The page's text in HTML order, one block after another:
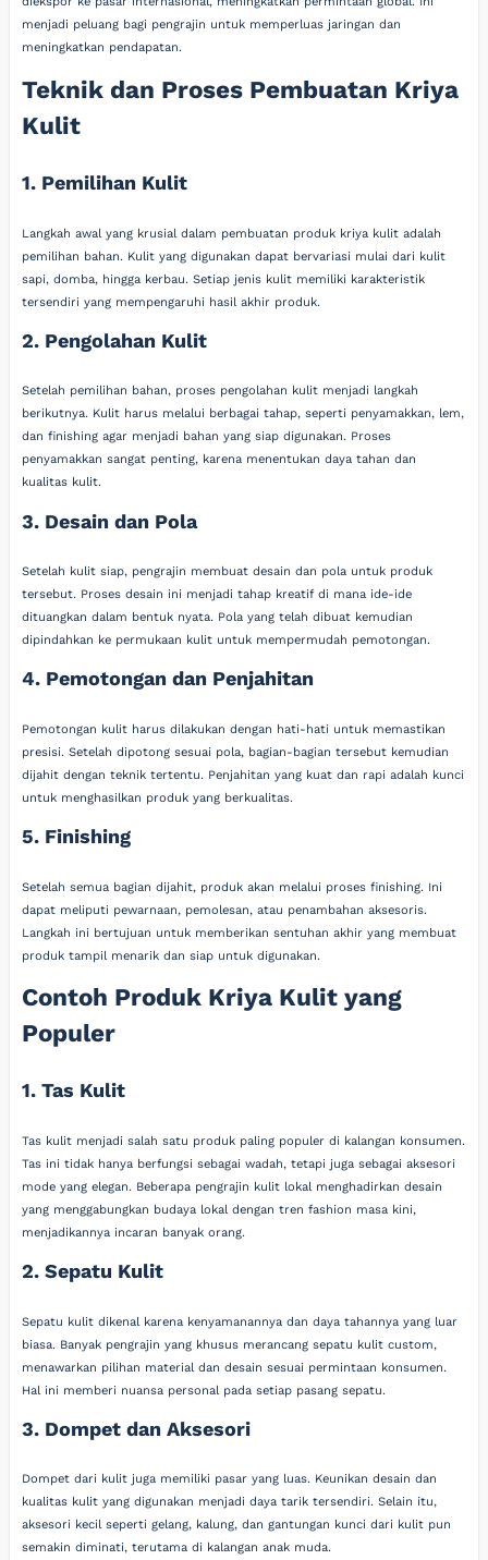
menjadi peluang bagi pengrajin untuk memperluas jaringan dan
meningkatkan pendapatan.
Teknik dan Proses Pembuatan Kriya
Kulit
1. Pemilihan Kulit
Langkah awal yang krusial dalam pembuatan produk kriya kulit adalah
pemilihan bahan. Kulit yang digunakan dapat bervariasi mulai dari kulit
sapi, domba, hingga kerbau. Setiap jenis kulit memiliki karakteristik
tersendiri yang mempengaruhi hasil akhir produk.
2. Pengolahan Kulit
Setelah pemilihan bahan, proses pengolahan kulit menjadi langkah
berikutnya. Kulit harus melalui berbagai tahap, seperti penyamakkan, lem,
dan finishing agar menjadi bahan yang siap digunakan. Proses
penyamakkan sangat penting, karena menentukan daya tahan dan
kualitas kulit.
3. Desain dan Pola
Setelah kulit siap, pengrajin membuat desain dan pola untuk produk
tersebut. Proses desain ini menjadi tahap kreatif di mana ide-ide
dituangkan dalam bentuk nyata. Pola yang telah dibuat kemudian
dipindahkan ke permukaan kulit untuk mempermudah pemotongan.
4. Pemotongan dan Penjahitan
Pemotongan kulit harus dilakukan dengan hati-hati untuk memastikan
presisi. Setelah dipotong sesuai pola, bagian-bagian tersebut kemudian
dijahit dengan teknik tertentu. Penjahitan yang kuat dan rapi adalah kunci
untuk menghasilkan produk yang berkualitas.
5. Finishing
Setelah semua bagian dijahit, produk akan melalui proses finishing. Ini
dapat meliputi pewarnaan, pemolesan, atau penambahan aksesoris.
Langkah ini bertujuan untuk memberikan sentuhan akhir yang membuat
produk tampil menarik dan siap untuk digunakan.
Contoh Produk Kriya Kulit yang
Populer
1. Tas Kulit
Tas kulit menjadi salah satu produk paling populer di kalangan konsumen.
Tas ini tidak hanya berfungsi sebagai wadah, tetapi juga sebagai aksesori
mode yang elegan. Beberapa pengrajin kulit lokal menghadirkan desain
yang menggabungkan budaya lokal dengan tren fashion masa kini,
menjadikannya incaran banyak orang.
2. Sepatu Kulit
Sepatu kulit dikenal karena kenyamanannya dan daya tahannya yang luar
biasa. Banyak pengrajin yang khusus merancang sepatu kulit custom,
menawarkan pilihan material dan desain sesuai permintaan konsumen.
Hal ini memberi nuansa personal pada setiap pasang sepatu.
3. Dompet dan Aksesori
Dompet dari kulit juga memiliki pasar yang luas. Keunikan desain dan
kualitas kulit yang digunakan menjadi daya tarik tersendiri. Selain itu,
aksesori kecil seperti gelang, kalung, dan gantungan kunci dari kulit pun
semakin diminati, terutama di kalangan anak muda.